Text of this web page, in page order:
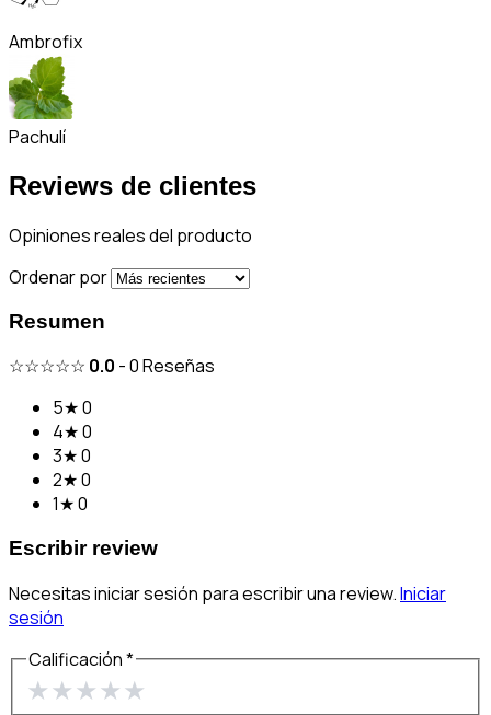
Ambrofix
Pachulí
Reviews de clientes
Opiniones reales del producto
Ordenar por
Resumen
☆☆☆☆☆ 0.0 -0Reseñas
5★0
4★0
3★0
2★0
1★0
Escribir review
Necesitas iniciar sesión para escribir una review.Iniciar
sesión
Calificación *
★★★★★